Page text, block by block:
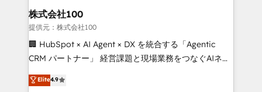
株式会社100
提供元：株式会社100
🏢 HubSpot × AI Agent × DX を統合する「Agentic
CRM パートナー」 経営課題と現場業務をつなぐAIネイ
ティブ・エージェンシーとして、HubSpot Eliteの実装
力で顧客フロント業務を再設計します。 💡 100inc は何
Elite4.9